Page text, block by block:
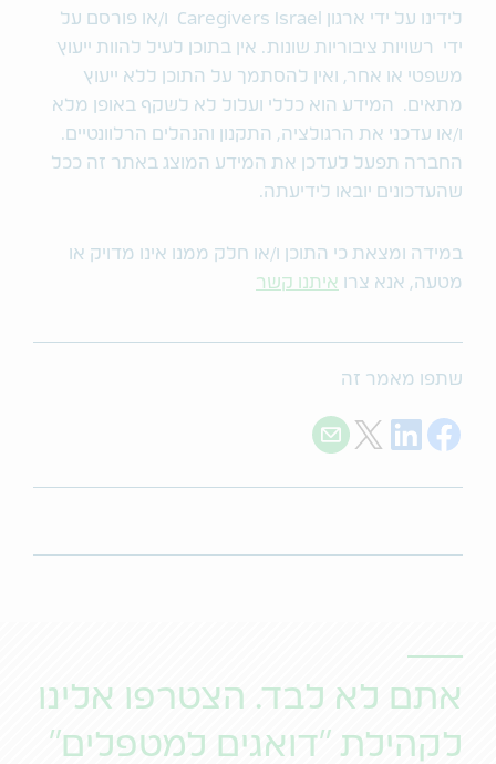
לידינו על ידי ארגון Caregivers Israel ו/או פורסם על
ידי רשויות ציבוריות שונות. אין בתוכן לעיל להוות ייעוץ
משפטי או אחר, ואין להסתמך על התוכן ללא ייעוץ
מתאים. המידע הוא כללי ועלול לא לשקף באופן מלא
ו/או עדכני את הרגולציה, התקנון והנהלים הרלוונטיים.
החברה תפעל לעדכן את המידע המוצג באתר זה ככל
שהעדכונים יובאו לידיעתה.
במידה ומצאת כי התוכן ו/או חלק ממנו אינו מדויק או
מטעה, אנא צרו איתנו קשר
שתפו מאמר זה
Share on Facebook
Share on LinkedIn
Share on Twitter
Share with E-mail
אתם לא לבד. הצטרפו אלינו
לקהילת "דואגים למטפלים"